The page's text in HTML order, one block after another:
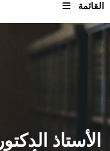
القائمة
الأستاذ